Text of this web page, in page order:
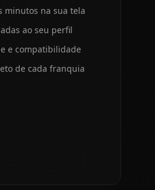
minutos na sua tela
ao seu perfil
e compatibilidade
de cada franquia